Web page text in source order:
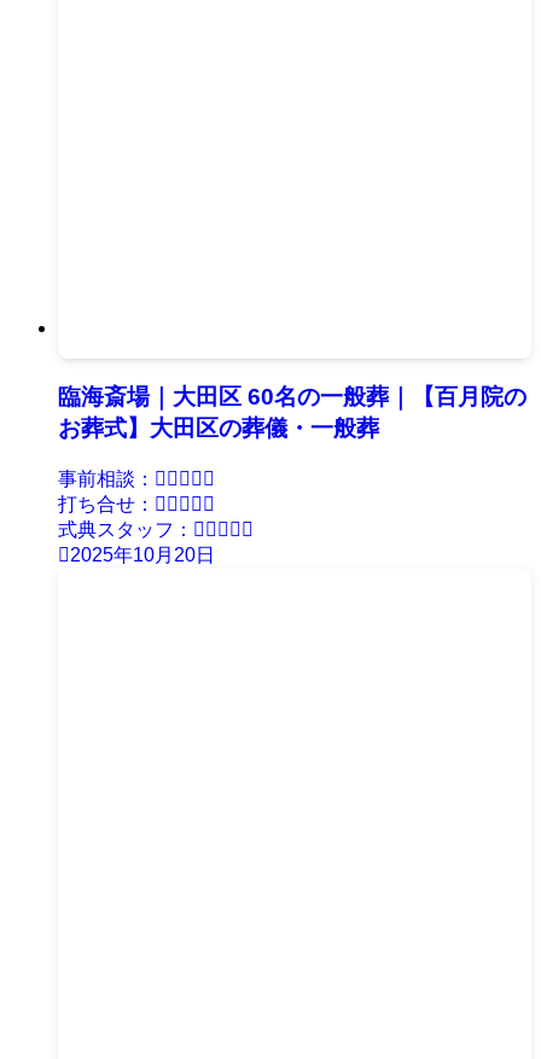
臨海斎場｜大田区 60名の一般葬｜【百月院の
お葬式】大田区の葬儀・一般葬
事前相談：
打ち合せ：
式典スタッフ：
2025年10月20日